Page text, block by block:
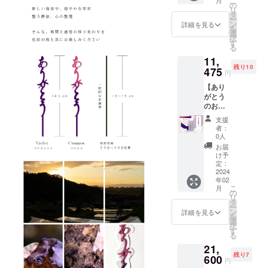
りキャ
対応を
させて
きま
す。 ※
送料・
税込の
金額で
す。
※原則と
配送遅
延に伴
キャン
セルは
できま
せん
が、リ
ターン
配送予
定月か
ら4か月
を超え
た場合
には、
ご希望
者に限
りキャ
対応を
させて
きま
す。 ※
送料・
がござ
す。 ※
ご支援
上回っ
た場
合、製
造工程
上の都
合や配
送作業
等にに
より出
荷時期
が送れ
る場合
ござい
ます。
※原則と
配送遅
延に伴
キャン
セルは
15cm以
上の受
け皿を
＝＝＝
＝＝＝
＝＝＝
※製品改
良のた
め、お
香本体
や化粧
箱、付
属品な
どのデ
ザイ
ン・仕
様は一
部変更
可能性
がござ
ご支援
の数が
にもご
利用い
ただけ
だわり
まし
た。 お
香立て
も付属
してお
りすぐ
にご利
用いた
だけま
す。 ※
直径
15cm以
上の受
け皿を
ご用意
くださ
＝＝＝
※製品改
グラ
デー
ション
カラー
（コス
《ご用
意数
量》 限
定10個
《お届
け予
定》
2024年
2月下旬
より順
次発送
大切な
方への
贈り物
にもご
利用い
ただけ
だわり
まし
詳細を見る
の
リ
タ
ー
ン
を
選
択
す
る
11,
475 円
残り10
【あり
がとう
のお香
５本】
※1本入
りの箱
が5段に
なった
お重で
す。
《色》
グラ
デー
ション
カラー
（コス
《ご用
意数
支援
者：
0人
お届
け予
定：
2024
年02
月
詳細を見る
こ
の
リ
タ
ー
ン
を
選
択
す
る
21,
600 円
残り7